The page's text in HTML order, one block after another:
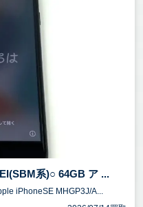
系)○ 64GB ア ...
iPhoneSE MHGP3J/A...